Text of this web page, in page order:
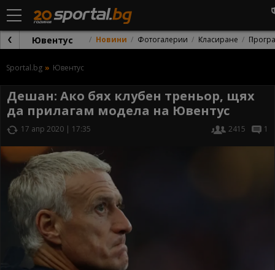
Ювентус Новини Фотогалерии Класиране
Sportal.bg Ювентус
Дешан: Ако бях клубен треньор, щях
да прилагам модела на Ювентус
17 апр 2020 | 17:35 2415 1